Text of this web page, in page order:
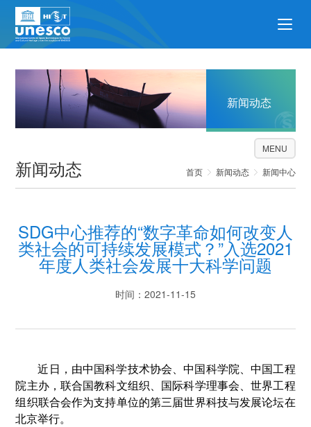
新闻动态
新闻动态 首页 新闻动态 新闻中心
MENU
SDG中心推荐的“数字革命如何改变人
类社会的可持续发展模式？”入选2021
年度人类社会发展十大科学问题
时间：2021-11-15
近日，由中国科学技术协会、中国科学院、中国工程
院主办，联合国教科文组织、国际科学理事会、世界工程
组织联合会作为支持单位的第三届世界科技与发展论坛在
北京举行。